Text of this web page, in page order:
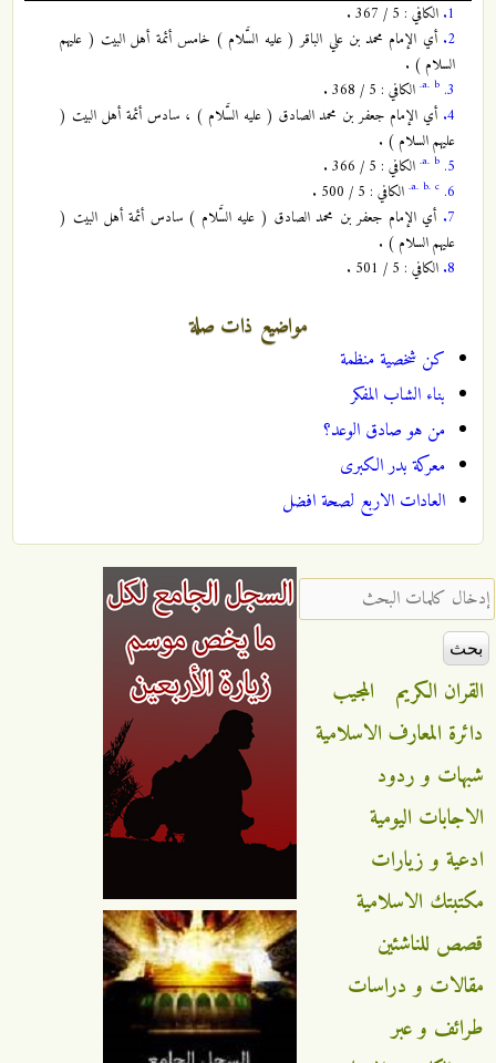
1. الكافي : 5 / 367 .
2. أي الإمام محمد بن علي الباقر ( عليه السَّلام ) خامس أئمة أهل البيت ( عليهم
السلام ) .
3.
a. b.
الكافي : 5 / 368 .
4. أي الإمام جعفر بن محمد الصادق ( عليه السَّلام ) ، سادس أئمة أهل البيت (
عليهم السلام ) .
5.
a. b.
الكافي : 5 / 366 .
6.
a. b. c.
الكافي : 5 / 500 .
7. أي الإمام جعفر بن محمد الصادق ( عليه السَّلام ) سادس أئمة أهل البيت (
عليهم السلام ) .
8. الكافي : 5 / 501 .
مواضيع ذات صلة
كن شخصية منظمة
بناء الشاب المفكر
من هو صادق الوعد؟
معركة بدر الكبرى
العادات الاربع لصحة افضل
‏إدخال كلمات البحث ‏
القران الكريم
المجيب
دائرة المعارف الاسلامية
شبهات و ردود
الاجابات اليومية
ادعية و زيارات
مكتبتك الاسلامية
قصص للناشئين
مقالات و دراسات
طرائف و عبر